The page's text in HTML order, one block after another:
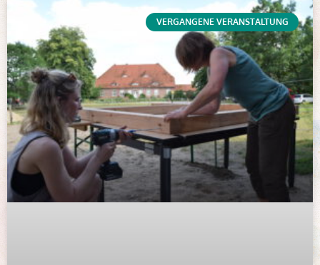
VERGANGENE VERANSTALTUNG